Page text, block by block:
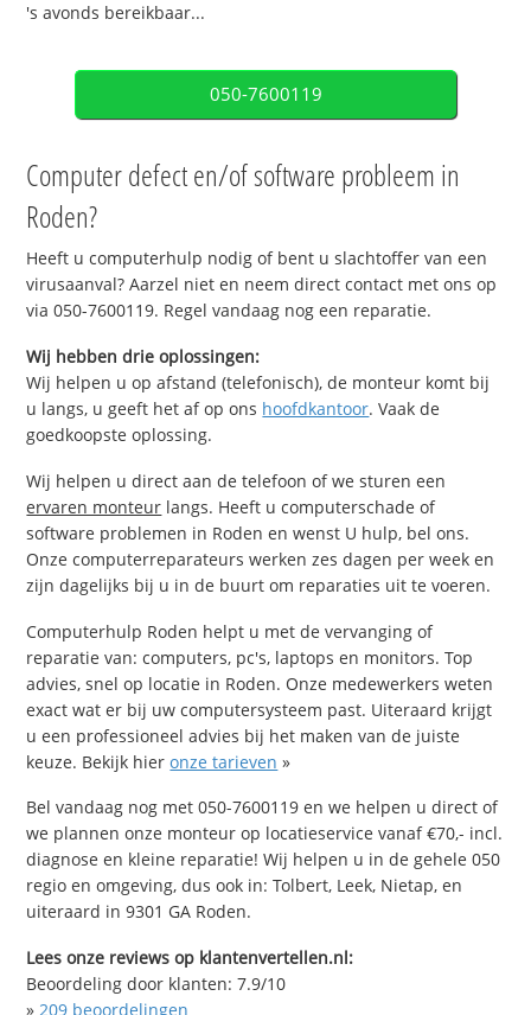
's avonds bereikbaar...
050-7600119
Computer defect en/of software probleem in
Roden?
Heeft u computerhulp nodig of bent u slachtoffer van een
virusaanval? Aarzel niet en neem direct contact met ons op
via 050-7600119. Regel vandaag nog een reparatie.
Wij hebben drie oplossingen:
Wij helpen u op afstand (telefonisch), de monteur komt bij
u langs, u geeft het af op ons hoofdkantoor. Vaak de
goedkoopste oplossing.
Wij helpen u direct aan de telefoon of we sturen een
ervaren monteur langs. Heeft u computerschade of
software problemen in Roden en wenst U hulp, bel ons.
Onze computerreparateurs werken zes dagen per week en
zijn dagelijks bij u in de buurt om reparaties uit te voeren.
Computerhulp Roden helpt u met de vervanging of
reparatie van: computers, pc's, laptops en monitors. Top
advies, snel op locatie in Roden. Onze medewerkers weten
exact wat er bij uw computersysteem past. Uiteraard krijgt
u een professioneel advies bij het maken van de juiste
keuze. Bekijk hieronze tarieven »
Bel vandaag nog met 050-7600119 en we helpen u direct of
we plannen onze monteur op locatieservice vanaf €70,- incl.
diagnose en kleine reparatie! Wij helpen u in de gehele 050
regio en omgeving, dus ook in: Tolbert, Leek, Nietap, en
uiteraard in 9301 GA Roden.
Lees onze reviews op klantenvertellen.nl:
Beoordeling door klanten:7.9/10
»209 beoordelingen